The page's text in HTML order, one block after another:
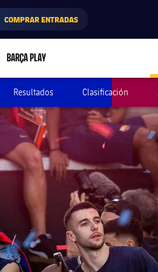
COMPRAR ENTRADAS
BARÇA PLAY
Resultados Clasificación